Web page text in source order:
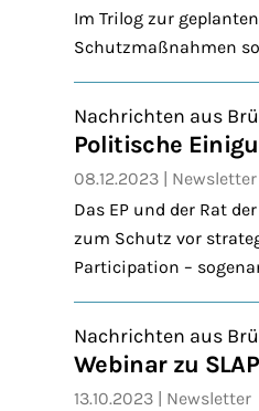
Im Trilog zur
Schutzmaßnahmen
Nachrichten aus
Politische
08.12.2023
Newsletter
Das EP und der Rat
zum Schutz vor
Participation –
Nachrichten aus
Webinar zu
13.10.2023
Newsletter